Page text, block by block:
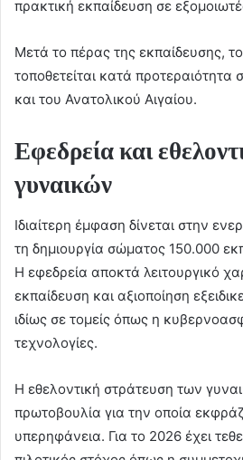
πρακτική εκπαίδευση σε
Μετά το πέρας της εκπαίδευσης,
τοποθετείται κατά
και του Ανατολικού Αιγαίου.
Εφεδρεία και
γυναικών
Ιδιαίτερη έμφαση δίνεται στην
τη δημιουργία σώματος 150.000
Η εφεδρεία αποκτά λειτουργικό
εκπαίδευση και αξιοποίηση
ιδίως σε τομείς όπως η
τεχνολογίες.
Η εθελοντική στράτευση των
πρωτοβουλία για την οποία
υπερηφάνεια. Για το 2026 έχει